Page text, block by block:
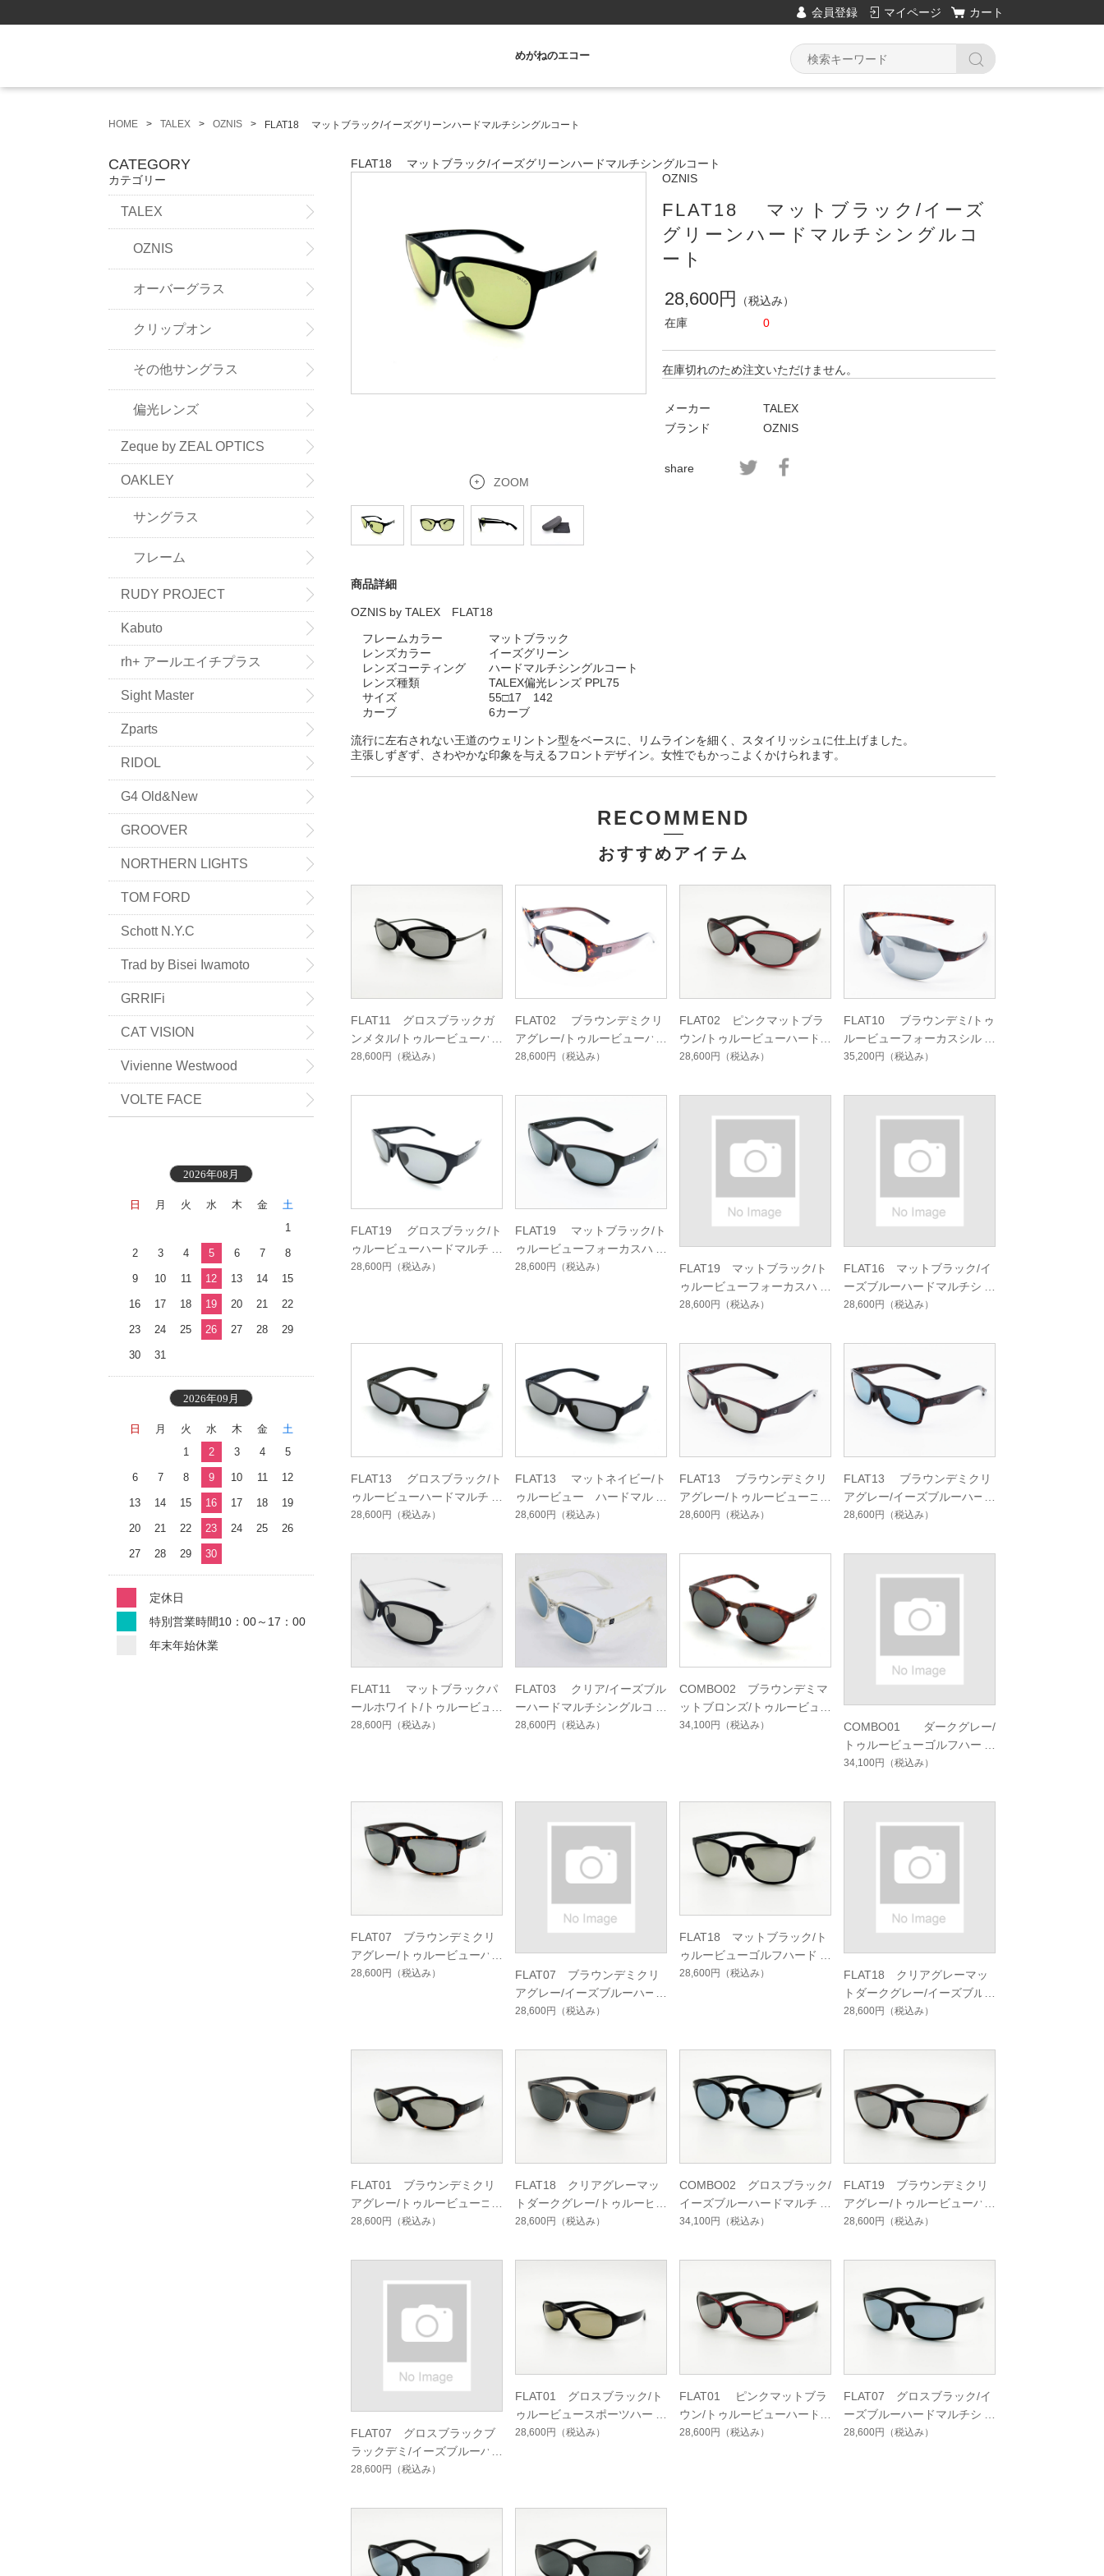
会員登録 マイページ カート
めがねのエコー
HOME TALEX OZNIS FLAT18 マットブラック/イーズグリーンハードマルチシングルコート
FLAT18 マットブラック/イーズグリーンハードマルチシングルコート
ZOOM
OZNIS
FLAT18 マットブラック/イーズ
グリーンハードマルチシングルコ
ート
28,600円
（税込み）
在庫
0
在庫切れのため注文いただけません。
メーカー
TALEX
ブランド
OZNIS
share
商品詳細
OZNIS by TALEX FLAT18
フレームカラー マットブラック
レンズカラー イーズグリーン
レンズコーティング ハードマルチシングルコート
レンズ種類 TALEX偏光レンズ PPL75
サイズ 55□17 142
カーブ 6カーブ
流行に左右されない王道のウェリントン型をベースに、リムラインを細く、スタイリッシュに仕上げました。
主張しずぎず、さわやかな印象を与えるフロントデザイン。女性でもかっこよくかけられます。
RECOMMEND
おすすめアイテム
FLAT11 グロスブラックガ
ンメタル/トゥルービューハ
ードマルチシングルコート
28,600円 （税込み）
FLAT02 ブラウンデミクリ
アグレー/トゥルービューハ
ードマルチシングルコート
28,600円 （税込み）
FLAT02 ピンクマットブラ
ウン/トゥルービューハード
マルチシングルコート
28,600円 （税込み）
FLAT10 ブラウンデミ/トゥ
ルービューフォーカスシルバ
ーミラーコート
35,200円 （税込み）
FLAT19 グロスブラック/ト
ゥルービューハードマルチシ
ングルコート
28,600円 （税込み）
FLAT19 マットブラック/ト
ゥルービューフォーカスハー
ドマルチシングルコート
28,600円 （税込み）
FLAT19 マットブラック/ト
ゥルービューフォーカスハー
ドマルチシングルコート
28,600円 （税込み）
FLAT16 マットブラック/イ
ーズブルーハードマルチシン
グルコート
28,600円 （税込み）
FLAT13 グロスブラック/ト
ゥルービューハードマルチコ
ート
28,600円 （税込み）
FLAT13 マットネイビー/ト
ゥルービュー ハードマルチ
シングルコート
28,600円 （税込み）
FLAT13 ブラウンデミクリ
アグレー/トゥルービューゴ
ルフハードマルチシングルコ
28,600円 （税込み）
FLAT13 ブラウンデミクリ
アグレー/イーズブルーハー
ドマルチシングルコート
28,600円 （税込み）
FLAT11 マットブラックパ
ールホワイト/トゥルービュ
ーゴルフハードマルチシング
28,600円 （税込み）
FLAT03 クリア/イーズブル
ーハードマルチシングルコー
ト
28,600円 （税込み）
COMBO02 ブラウンデミマ
ットブロンズ/トゥルービュ
ーフォーカスハードマルチシ
34,100円 （税込み）
COMBO01 ダークグレー/
トゥルービューゴルフハード
マルチシングルコート
34,100円 （税込み）
FLAT07 ブラウンデミクリ
アグレー/トゥルービューハ
ードマルチシングルコート
28,600円 （税込み）
FLAT07 ブラウンデミクリ
アグレー/イーズブルーハー
ドマルチシングルコート
28,600円 （税込み）
FLAT18 マットブラック/ト
ゥルービューゴルフハードマ
ルチシングルコート
28,600円 （税込み）
FLAT18 クリアグレーマッ
トダークグレー/イーズブル
ーハードマルチシングルコー
28,600円 （税込み）
FLAT01 ブラウンデミクリ
アグレー/トゥルービューゴ
ルフハードマルチシングルコ
28,600円 （税込み）
FLAT18 クリアグレーマッ
トダークグレー/トゥルービ
ューフォーカスハードマルチ
28,600円 （税込み）
COMBO02 グロスブラック/
イーズブルーハードマルチシ
ングルコート
34,100円 （税込み）
FLAT19 ブラウンデミクリ
アグレー/トゥルービューハ
ードマルチシングルコート
28,600円 （税込み）
FLAT07 グロスブラックブ
ラックデミ/イーズブルーハ
ードマルチシングルコート
28,600円 （税込み）
FLAT01 グロスブラック/ト
ゥルービュースポーツハード
マルチシングルコート
28,600円 （税込み）
FLAT01 ピンクマットブラ
ウン/トゥルービューハード
マルチシングルコート
28,600円 （税込み）
FLAT07 グロスブラック/イ
ーズブルーハードマルチシン
グルコート
28,600円 （税込み）
CATEGORY
カテゴリー
TALEX
OZNIS
オーバーグラス
クリップオン
その他サングラス
偏光レンズ
Zeque by ZEAL OPTICS
OAKLEY
サングラス
フレーム
RUDY PROJECT
Kabuto
rh+ アールエイチプラス
Sight Master
Zparts
RIDOL
G4 Old&New
GROOVER
NORTHERN LIGHTS
TOM FORD
Schott N.Y.C
Trad by Bisei Iwamoto
GRRIFi
CAT VISION
Vivienne Westwood
VOLTE FACE
2026年08月
日 月 火 水 木 金
土
1
2 3 4 5 6 7 8
9 10 11 12 13 14 15
16 17 18 19 20 21 22
23 24 25 26 27 28 29
30 31
2026年09月
日 月 火 水 木 金
土
1
2 3 4 5
6 7 8 9 10 11 12
13 14 15 16 17 18 19
20 21 22 23 24 25 26
27 28 29 30
定休日
特別営業時間10：00～17：00
年末年始休業